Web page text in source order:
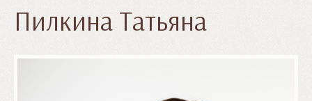
Пилкина Татьяна